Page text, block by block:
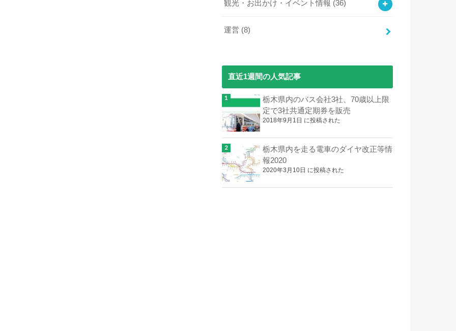
観光・お出かけ・イベント情報 (36)
運営 (8)
直近1週間の人気記事
栃木県内のバス会社3社、70歳以上限
定で3社共通定期券を販売
2018年9月1日 に投稿された
栃木県内を走る電車のダイヤ改正等情
報2020
2020年3月10日 に投稿された